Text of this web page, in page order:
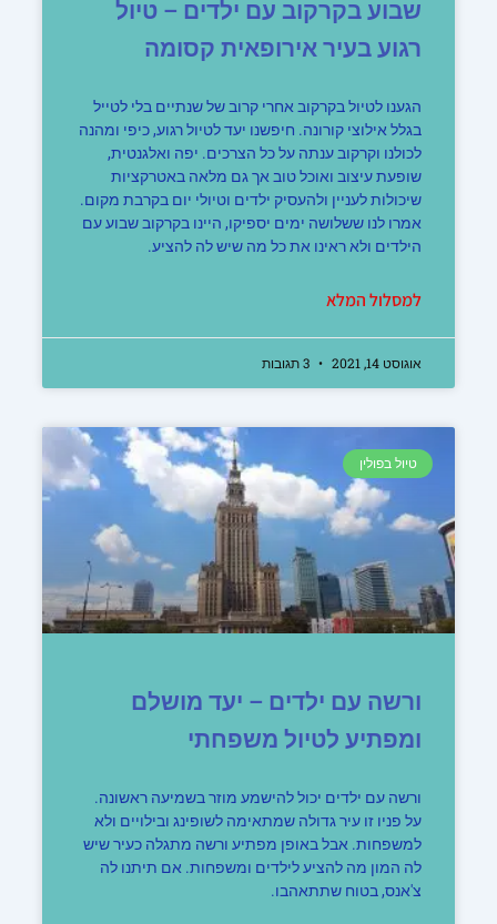
שבוע בקרקוב עם ילדים – טיול
רגוע בעיר אירופאית קסומה
הגענו לטיול בקרקוב אחרי קרוב של שנתיים בלי לטייל
בגלל אילוצי קורונה. חיפשנו יעד לטיול רגוע, כיפי ומהנה
לכולנו וקרקוב ענתה על כל הצרכים. יפה ואלגנטית,
שופעת עיצוב ואוכל טוב אך גם מלאה באטרקציות
שיכולות לעניין ולהעסיק ילדים וטיולי יום בקרבת מקום.
אמרו לנו ששלושה ימים יספיקו, היינו בקרקוב שבוע עם
הילדים ולא ראינו את כל מה שיש לה להציע.
למסלול המלא
אוגוסט 14, 2021
טיול בפולין
ורשה עם ילדים – יעד מושלם
ומפתיע לטיול משפחתי
ורשה עם ילדים יכול להישמע מוזר בשמיעה ראשונה.
על פניו זו עיר גדולה שמתאימה לשופינג ובילויים ולא
למשפחות. אבל באופן מפתיע ורשה מתגלה כעיר שיש
לה המון מה להציע לילדים ומשפחות. אם תיתנו לה
צ'אנס, בטוח שתתאהבו.